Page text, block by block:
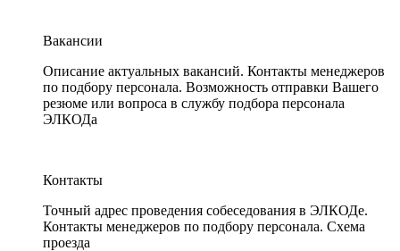
Вакансии
Описание актуальных вакансий. Контакты менеджеров
по подбору персонала. Возможность отправки Вашего
резюме или вопроса в службу подбора персонала
ЭЛКОДа
Контакты
Точный адрес проведения собеседования в ЭЛКОДе.
Контакты менеджеров по подбору персонала. Схема
проезда